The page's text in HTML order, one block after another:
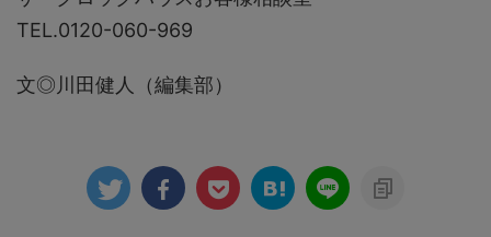
TEL.0120-060-969
文◎川田健人（編集部）